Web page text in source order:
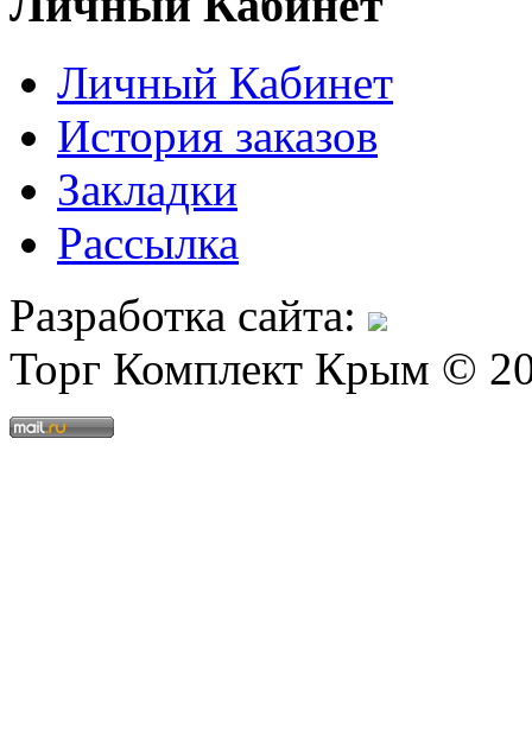
Личный Кабинет
История заказов
Закладки
Рассылка
Разработка сайта:
Торг Комплект Крым ©